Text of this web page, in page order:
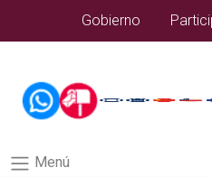
alumnos/pdfSalida del comando:
Gobierno
Menú